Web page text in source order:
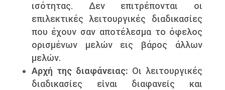
ισότητας. Δεν επιτρέπονται οι
επιλεκτικές λειτουργικές διαδικασίες
που έχουν σαν αποτέλεσμα το όφελος
ορισμένων μελών εις βάρος άλλων
μελών.
Αρχή της διαφάνειας: Οι λειτουργικές
διαδικασίες είναι διαφανείς και